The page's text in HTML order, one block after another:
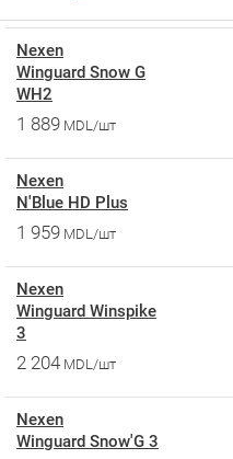
Nexen
Winguard Snow G
WH2
1 889 MDL/шт
Nexen
N'Blue HD Plus
1 959 MDL/шт
Nexen
Winguard Winspike
3
2 204 MDL/шт
Nexen
Winguard Snow'G 3